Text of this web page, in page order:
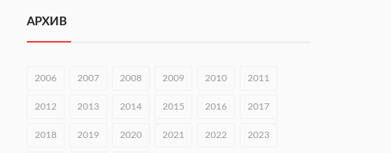
Городец подписал соглашения с Кара-Кулем и
вырос в 1,9 раза
АРХИВ
2006 2007 2008 2009 2010 2011
2012 2013 2014 2015 2016 2017
2018 2019 2020 2021 2022 2023